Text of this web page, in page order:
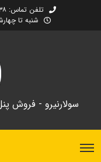
تلفن تماس: ۰۹۱۰۱۶۸۱۱۳۸ - ۰۲۱۸۸۴۵۸۶۱۹ - ۰۲۱۸۶۱۲۵۹۱۵
شنبه تا چهارشنبه از ۹ صبح تا ۱۷
سولارنیرو - فروش